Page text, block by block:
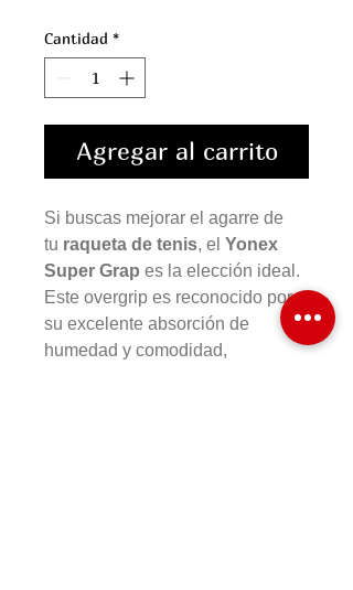
Cantidad *
Agregar al carrito
Si buscas mejorar el agarre de
tu raqueta de tenis, el Yonex
Super Grap es la elección ideal.
Este overgrip es reconocido por
su excelente absorción de
humedad y comodidad,